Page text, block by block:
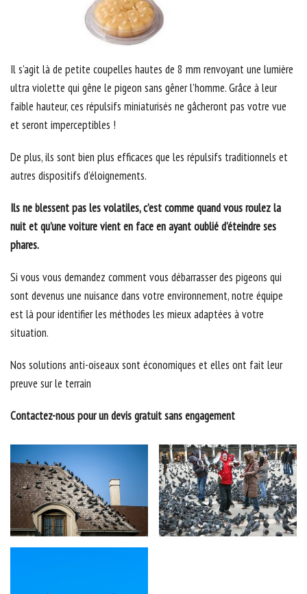
Il s’agit là de petite coupelles hautes de 8 mm renvoyant une lumière
ultra violette qui gêne le pigeon sans gêner l’homme. Grâce à leur
faible hauteur, ces répulsifs miniaturisés ne gâcheront pas votre vue
et seront imperceptibles !
De plus, ils sont bien plus efficaces que les répulsifs traditionnels et
autres dispositifs d’éloignements.
Ils ne blessent pas les volatiles, c’est comme quand vous roulez la
nuit et qu’une voiture vient en face en ayant oublié d’éteindre ses
phares.
Si vous vous demandez comment vous débarrasser des pigeons qui
sont devenus une nuisance dans votre environnement, notre équipe
est là pour identifier les méthodes les mieux adaptées à votre
situation.
Nos solutions anti-oiseaux sont économiques et elles ont fait leur
preuve sur le terrain
Contactez-nous pour un devis gratuit sans engagement